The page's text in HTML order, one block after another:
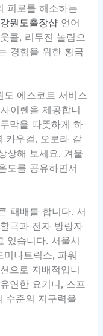
피로를 해소하는
강원도출장샵언어
콜, 리무진 놀림으
경험을 위한 황금
도 에스코트 서비스
이렌을 제공합니
막을 따뜻하게 하
카우걸, 오로라 같
상해 보세요. 겨울
도를 공유하면서
패배를 합니다. 서
극과 전자 방랑자
있습니다. 서울시
나트릭스, 파워
으로 지배적입니
연한 요기니, 스프
수준의 지구력을